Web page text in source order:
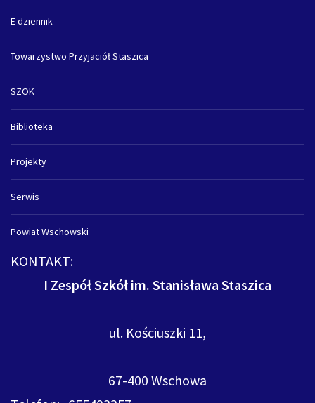
E dziennik
Towarzystwo Przyjaciół Staszica
SZOK
Biblioteka
Projekty
Serwis
Powiat Wschowski
KONTAKT:
I Zespół Szkół im. Stanisława Staszica
ul. Kościuszki 11,
67-400 Wschowa